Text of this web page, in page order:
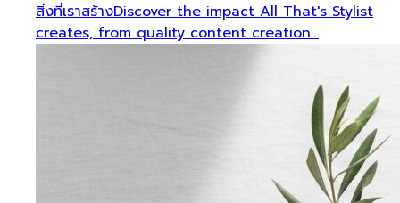
สิ่งที่เราสร้างDiscover the impact All That's Stylist
creates, from quality content creation…